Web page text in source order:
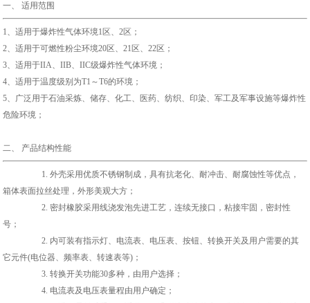
一、 适用范围
1、适用于爆炸性气体环境1区、2区；
2、适用于可燃性粉尘环境20区、21区、22区；
3、适用于IIA、IIB、IIC级爆炸性气体环境；
4、适用于温度级别为T1～T6的环境；
5、广泛用于石油采炼、储存、化工、医药、纺织、印染、军工及军事设施等爆炸性
危险环境；
二、 产品结构性能
1. 外壳采用优质不锈钢制成 ，具有抗老化、耐冲击、耐腐蚀性等优点，
箱体表面拉丝处理 ，外形美观大方；
2. 密封橡胶采用线浇发泡先进工艺，连续无接口，粘接牢固，密封性
号；
2. 内可装有指示灯、电流表、电压表、按钮、转换开关及用户需要的其
它元件(电位器、频率表、转速表等)；
3. 转换开关功能30多种，由用户选择；
4. 电流表及电压表量程由用户确定；